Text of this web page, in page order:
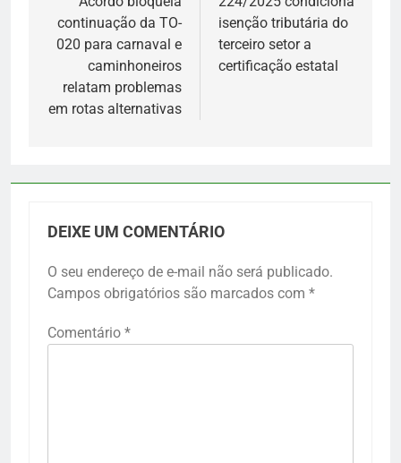
Post
continuação da TO-
020 para carnaval e
caminhoneiros
relatam problemas
em rotas alternativas
isenção tributária do
terceiro setor a
certificação estatal
DEIXE UM COMENTÁRIO
O seu endereço de e-mail não será publicado.
Campos obrigatórios são marcados com *
Comentário *